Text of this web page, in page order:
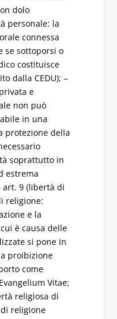
dolo
personale: la
connessa
se sottoporsi o
costituisce
dalla CEDU); –
e
non può
in una
protezione della
soprattutto in
estrema
art. 9 (libertà di
religione:
e la
è causa delle
si pone in
proibizione
come
Vitae;
religiosa di
religione